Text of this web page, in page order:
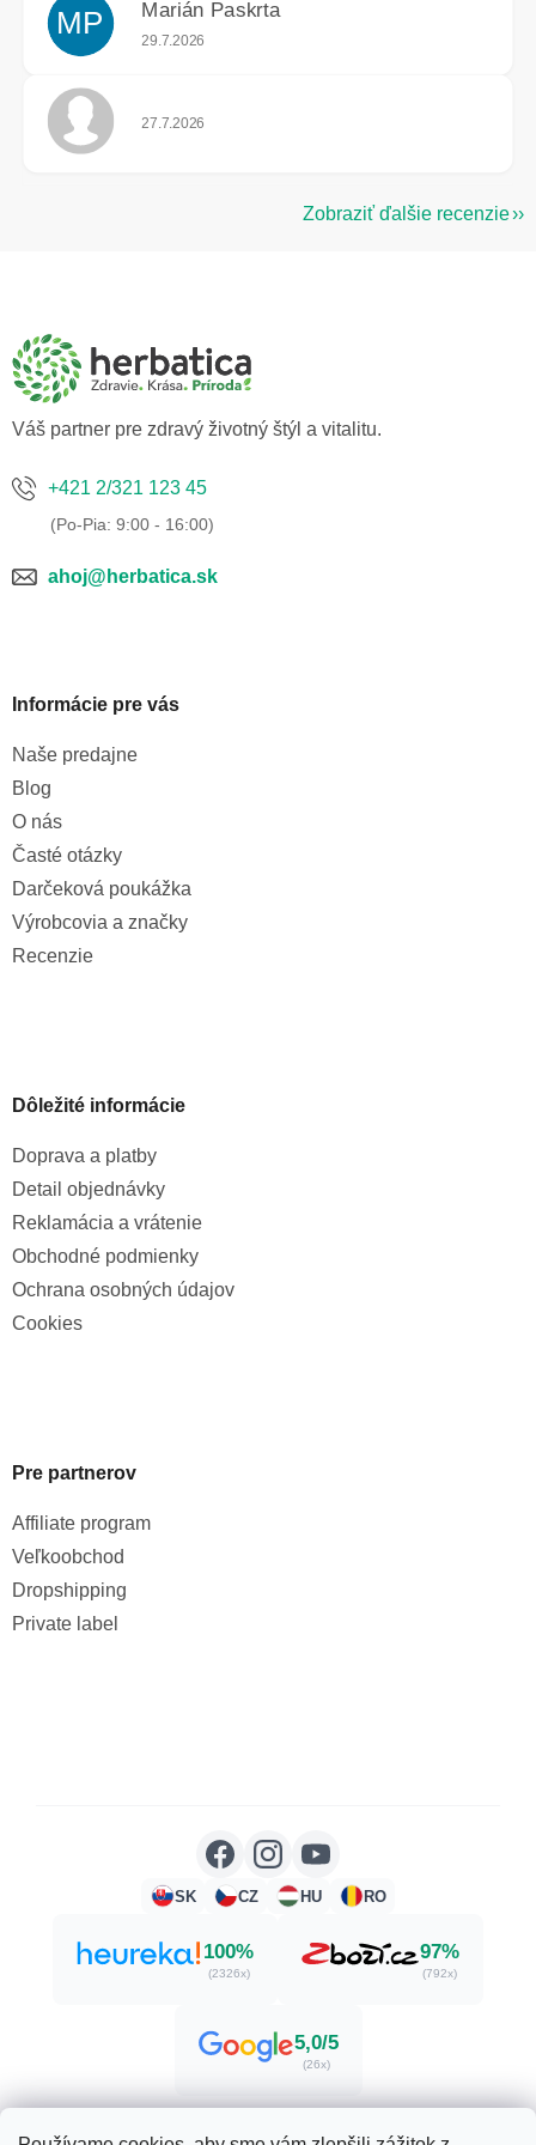
MP Marián Paskrta
Hodnotenie obchodu je 5 z 5 hviezdičiek.
29.7.2026
Hodnotenie obchodu je 5 z 5 hviezdičiek.
27.7.2026
Zobraziť ďalšie recenzie
Váš partner pre zdravý životný štýl a vitalitu.
+421 2/321 123 45
ahoj@herbatica.sk
Informácie pre vás
Naše predajne
Blog
O nás
Časté otázky
Darčeková poukážka
Výrobcovia a značky
Recenzie
Dôležité informácie
Doprava a platby
Detail objednávky
Reklamácia a vrátenie
Obchodné podmienky
Ochrana osobných údajov
Cookies
Pre partnerov
Affiliate program
Veľkoobchod
Dropshipping
Private label
SK CZ HU RO
100%
(2326x)
97%
(792x)
5,0/5
(26x)